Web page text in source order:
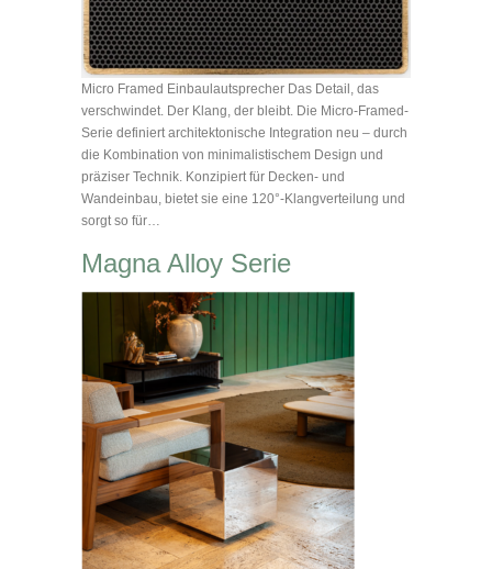
Micro Framed Einbaulautsprecher Das Detail, das
verschwindet. Der Klang, der bleibt. Die Micro-Framed-
Serie definiert architektonische Integration neu – durch
die Kombination von minimalistischem Design und
präziser Technik. Konzipiert für Decken- und
Wandeinbau, bietet sie eine 120°-Klangverteilung und
sorgt so für…
Magna Alloy Serie